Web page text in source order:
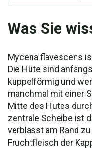
Was Sie
Mycena flavescens
Die Hüte sind
kuppelförmig und
manchmal mit einer
Mitte des Hutes
zentrale Scheibe ist
verblasst am Rand
Fruchtfleisch der